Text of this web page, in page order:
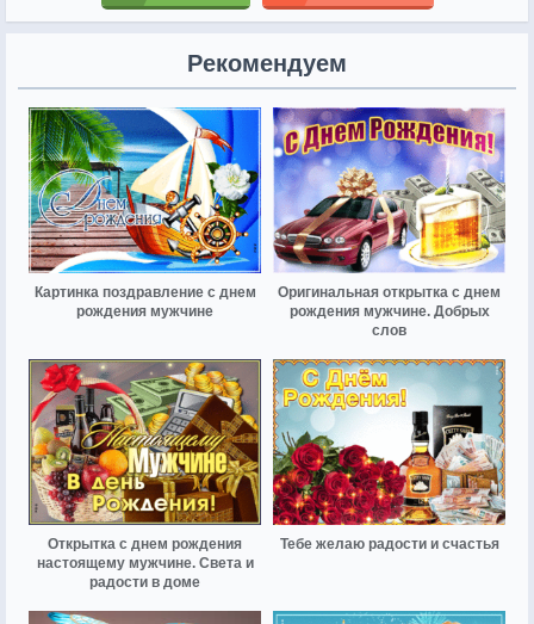
Рекомендуем
Картинка поздравление с днем
рождения мужчине
Оригинальная открытка с днем
рождения мужчине. Добрых
слов
Открытка с днем рождения
настоящему мужчине. Света и
радости в доме
Тебе желаю радости и счастья